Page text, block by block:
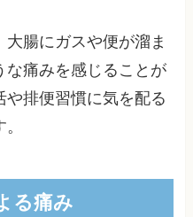
腸にガスや便が溜ま
な痛みを感じることが
排便習慣に気を配る
る痛み